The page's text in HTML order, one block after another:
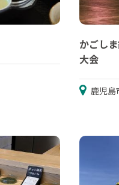
かごし
大会
鹿児島